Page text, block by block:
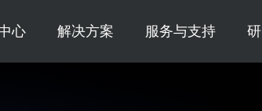
心 解决方案 服务与支持